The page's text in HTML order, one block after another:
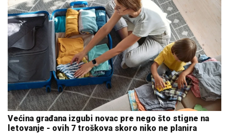
Većina građana izgubi novac pre nego što stigne na
letovanje - ovih 7 troškova skoro niko ne planira